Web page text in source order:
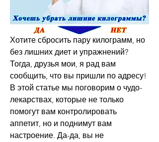
Хотите сбросить пару килограмм, но
без лишних диет и упражнений?
Тогда, друзья мои, я рад вам
сообщить, что вы пришли по адресу!
В этой статье мы поговорим о чудо-
лекарствах, которые не только
помогут вам контролировать
аппетит, но и поднимут вам
настроение. Да-да, вы не